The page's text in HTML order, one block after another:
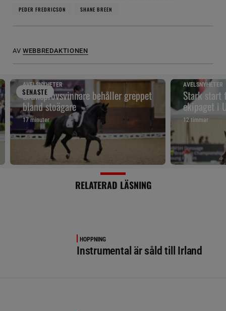
PEDER FREDRICSON
SHANE BREEN
AV WEBBREDAKTIONEN
SENASTE
AVELSNYHETER
Bruksprovsvinnare behåller greppet
bland stoägare
17 minuter
AVELSNYHETER
Stark start
ekipaget i
12 timmar
RELATERAD LÄSNING
HOPPNING
Instrumental är såld till Irland